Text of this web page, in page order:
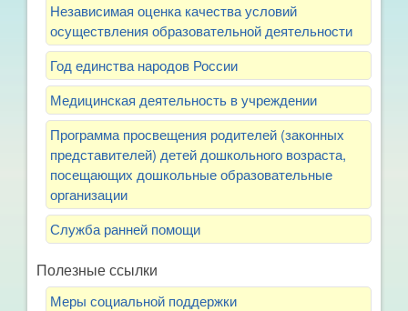
Независимая оценка качества условий
осуществления образовательной деятельности
Год единства народов России
Медицинская деятельность в учреждении
Программа просвещения родителей (законных
представителей) детей дошкольного возраста,
посещающих дошкольные образовательные
организации
Служба ранней помощи
Полезные ссылки
Меры социальной поддержки